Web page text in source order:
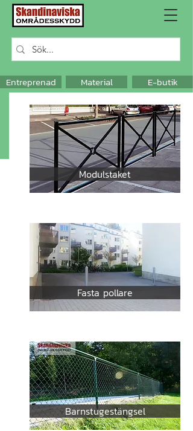
Entreprenad Material E-butik
Modulstaket
Fasta pollare
Barnstugestängsel